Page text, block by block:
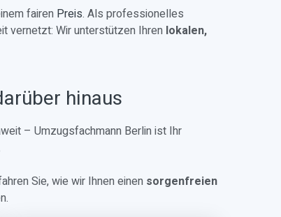
fairen Preis. Als professionelles
vernetzt: Wir unterstützen Ihren lokalen,
hinaus
– Umzugsfachmann Berlin ist Ihr
Sie, wie wir Ihnen einen sorgenfreien